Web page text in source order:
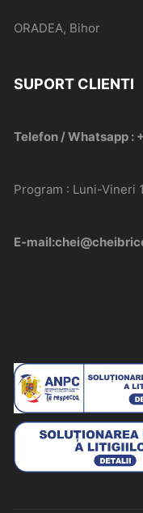
ORADEA, Bihor
SUPORT CLIENTI
Telefon / Whatsapp :
Program : Luni-Vineri
E-